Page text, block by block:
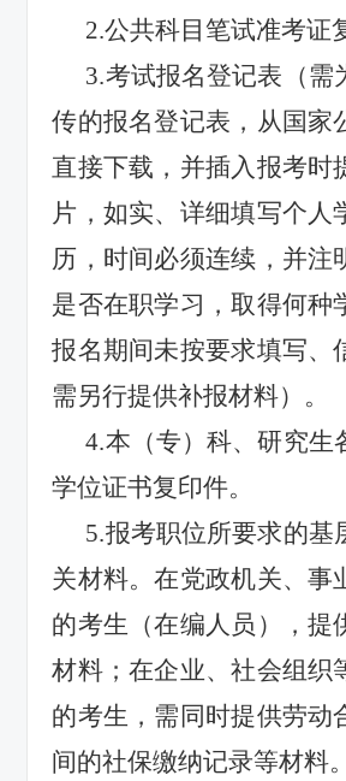
2.公共科目笔试准考证
3.考试报名登记表（需
传的报名登记表，从国家
直接下载，并插入报考时
片，如实、详细填写个人
历，时间必须连续，并注
是否在职学习，取得何种
报名期间未按要求填写、
需另行提供补报材料）。
4.本（专）科、研究生
学位证书复印件。
5.报考职位所要求的基
关材料。在党政机关、事
的考生（在编人员），提
材料；在企业、社会组织
的考生，需同时提供劳动
间的社保缴纳记录等材料。